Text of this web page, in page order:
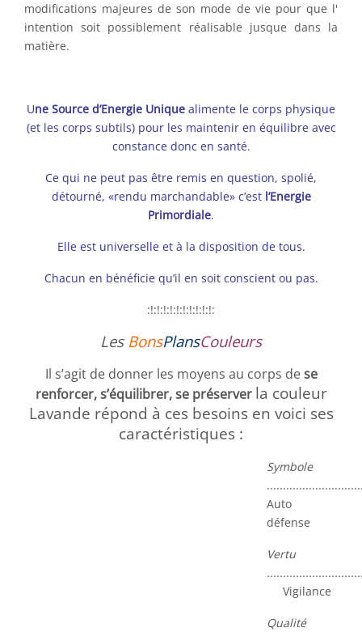
modifications majeures de son mode de vie pour que l'
intention soit possiblement réalisable jusque dans la
matière.
Une Source d’Energie Unique alimente le corps physique
(et les corps subtils) pour les maintenir en équilibre avec
constance donc en santé.
Ce qui ne peut pas être remis en question, spolié,
détourné, «rendu marchandable» c’est l’Energie
Primordiale.
Elle est universelle et à la disposition de tous.
Chacun en bénéficie qu’il en soit conscient ou pas.
:!:!:!:!:!:!:!:!:!:!:
Les BonsPlansCouleurs
Il s’agit de donner les moyens au corps dese
renforcer, s’équilibrer, se préserver la couleur
Lavande répond à ces besoins en voici ses
caractéristiques :
Symbole
Auto
défense
Vertu
Vigilance
Qualité